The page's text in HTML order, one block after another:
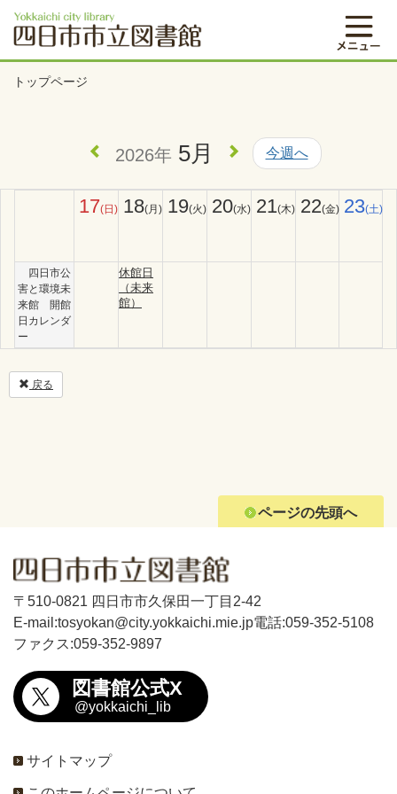
トップページ
2026年 5月 今週へ
17(日) 18(月) 19(火) 20(水) 21(木) 22(金) 23(土)
四日市公
害と環境未
来館 開館
日カレンダ
ー
休館日
（未来
館）
戻る
ページの先頭へ
〒510-0821 四日市市久保田一丁目2-42
E-mail:tosyokan@city.yokkaichi.mie.jp電話:059-352-5108
ファクス:059-352-9897
図書館公式X
@yokkaichi_lib
サイトマップ